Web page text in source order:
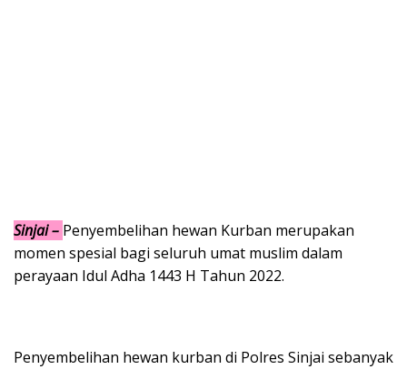
Sinjai – Penyembelihan hewan Kurban merupakan
momen spesial bagi seluruh umat muslim dalam
perayaan Idul Adha 1443 H Tahun 2022.
Penyembelihan hewan kurban di Polres Sinjai sebanyak